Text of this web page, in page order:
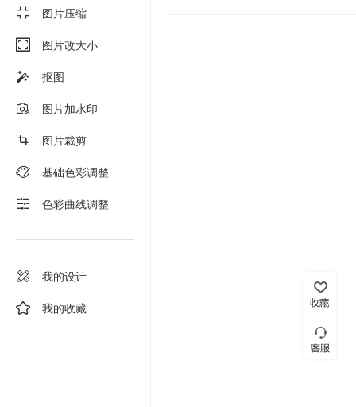
图片压缩
图片改大小
抠图
图片加水印
图片裁剪
基础色彩调整
色彩曲线调整
我的设计
我的收藏